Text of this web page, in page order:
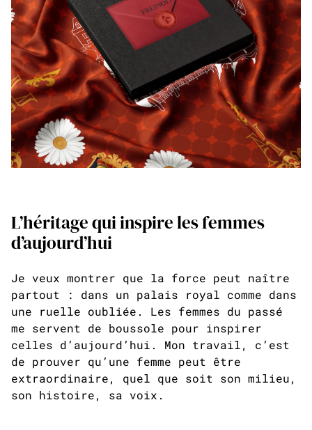
L’héritage qui inspire les femmes
d’aujourd’hui
Je veux montrer que la force peut naître
partout : dans un palais royal comme dans
une ruelle oubliée. Les femmes du passé
me servent de boussole pour inspirer
celles d’aujourd’hui. Mon travail, c’est
de prouver qu’une femme peut être
extraordinaire, quel que soit son milieu,
son histoire, sa voix.